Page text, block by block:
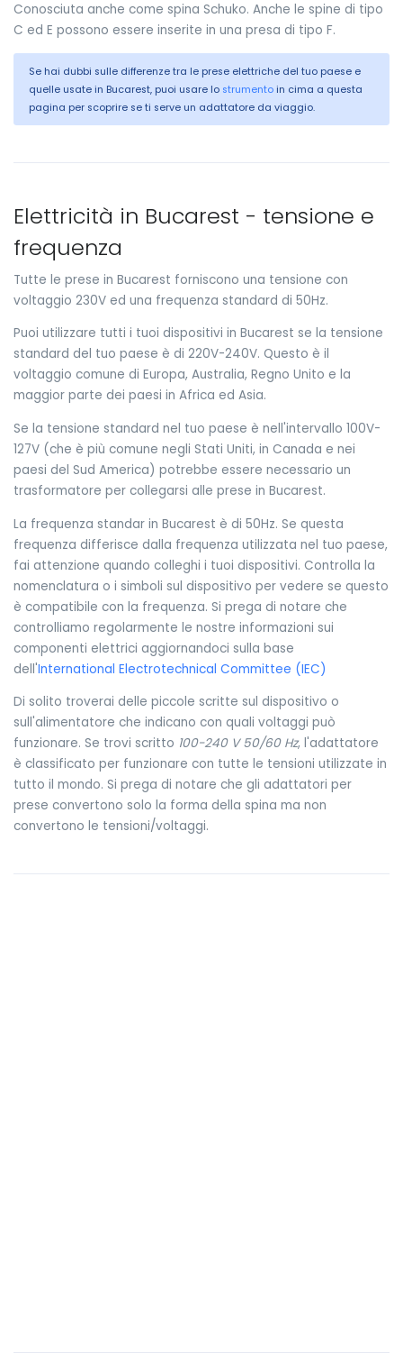
Conosciuta anche come spina Schuko. Anche le spine di tipo
C ed E possono essere inserite in una presa di tipo F.
Se hai dubbi sulle differenze tra le prese elettriche del tuo paese e
quelle usate in Bucarest, puoi usare lo strumento in cima a questa
pagina per scoprire se ti serve un adattatore da viaggio.
Elettricità in Bucarest - tensione e
frequenza
Tutte le prese in Bucarest forniscono una tensione con
voltaggio 230V ed una frequenza standard di 50Hz.
Puoi utilizzare tutti i tuoi dispositivi in Bucarest se la tensione
standard del tuo paese è di 220V-240V. Questo è il
voltaggio comune di Europa, Australia, Regno Unito e la
maggior parte dei paesi in Africa ed Asia.
Se la tensione standard nel tuo paese è nell'intervallo 100V-
127V (che è più comune negli Stati Uniti, in Canada e nei
paesi del Sud America) potrebbe essere necessario un
trasformatore per collegarsi alle prese in Bucarest.
La frequenza standar in Bucarest è di 50Hz. Se questa
frequenza differisce dalla frequenza utilizzata nel tuo paese,
fai attenzione quando colleghi i tuoi dispositivi. Controlla la
nomenclatura o i simboli sul dispositivo per vedere se questo
è compatibile con la frequenza. Si prega di notare che
controlliamo regolarmente le nostre informazioni sui
componenti elettrici aggiornandoci sulla base
dell'International Electrotechnical Committee (IEC)
Di solito troverai delle piccole scritte sul dispositivo o
sull'alimentatore che indicano con quali voltaggi può
funzionare. Se trovi scritto 100-240 V 50/60 Hz, l'adattatore
è classificato per funzionare con tutte le tensioni utilizzate in
tutto il mondo. Si prega di notare che gli adattatori per
prese convertono solo la forma della spina ma non
convertono le tensioni/voltaggi.